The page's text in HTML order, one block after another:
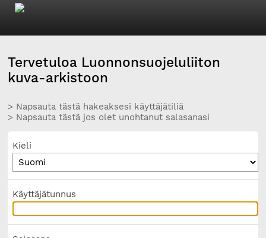
Tervetuloa Luonnonsuojeluliiton
kuva-arkistoon
> Napsauta tästä hakeaksesi käyttäjätiliä
> Napsauta tästä jos olet unohtanut salasanasi
Kieli
Käyttäjätunnus